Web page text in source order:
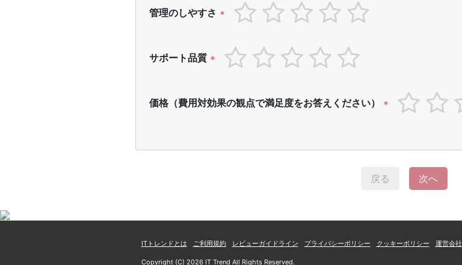
管理のしやすさ *
サポート品質 *
価格（費用対効果の観点で満足度をお答えください） *
戻る 次へ
ITトレンドとは ご利用規約 レビューガイドライン プライバシーポリシー クッキーポリシー 運営会社
Copyright (C) 2026 IT Trend All Rights Reserved.